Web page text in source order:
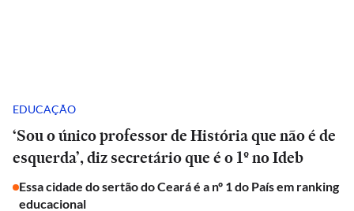
EDUCAÇÃO
‘Sou o único professor de História que não é de
esquerda’, diz secretário que é o 1º no Ideb
Essa cidade do sertão do Ceará é a nº 1 do País em ranking
educacional